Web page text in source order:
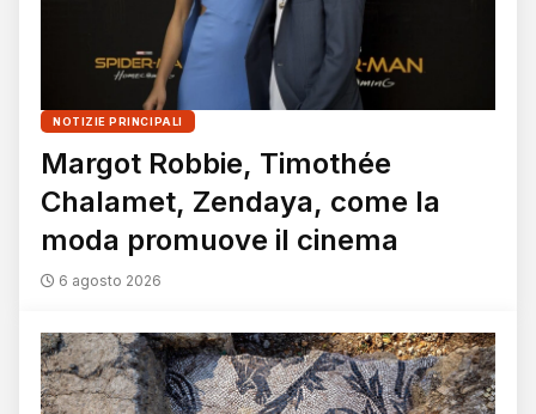
NOTIZIE PRINCIPALI
Margot Robbie, Timothée
Chalamet, Zendaya, come la
moda promuove il cinema
6 agosto 2026